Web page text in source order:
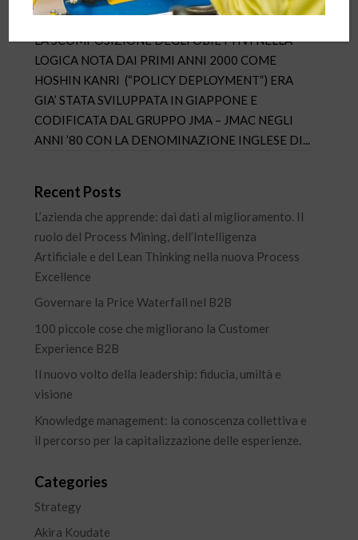
31 Gen, 1996|Operation di fabbrica,Libri
LA SCOMPOSIZIONE DEGLI OBIETTIVI NELLA
LOGICA NOTA DAI PRIMI ANNI 2000 COME
HOSHIN KANRI (“POLICY DEPLOYMENT”) ERA
GIA’ STATA SVILUPPATA IN GIAPPONE E
CODIFICATA DAL GRUPPO JMA – JMAC NEGLI
ANNI ’80 CON LA DENOMINAZIONE INGLESE DI...
Recent Posts
L’azienda che apprende: dai dati al miglioramento. Il
ruolo del Process Mining, dell’Intelligenza
Artificiale e del Lean Thinking nella nuova Process
Excellence
Governare la Price Waterfall nel B2B
100 piccole cose che migliorano la Customer
Experience B2B
Il nuovo volto della leadership: fiducia, umiltà e
visione
Knowledge management: la conoscenza collettiva e
il percorso per la capitalizzazione delle esperienze.
Categories
Strategy
Akira Koudate